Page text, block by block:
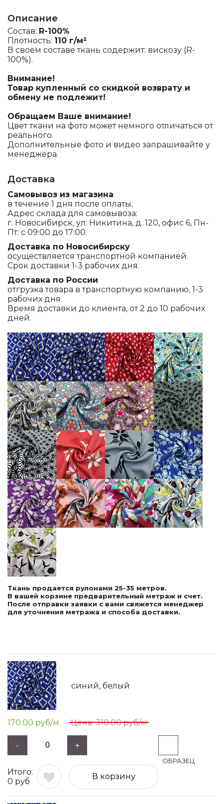
Описание
Состав: R-100%
Плотность: 110 г/м²
В своем составе ткань содержит: вискозу (R-
100%).
Внимание!
Товар купленный со скидкой возврату и
обмену не подлежит!
Обращаем Ваше внимание!
Цвет ткани на фото может немного отличаться от
реального.
Дополнительные фото и видео запрашивайте у
менеджера.
Доставка
Самовывоз из магазина
в течение 1 дня после оплаты;
Адрес склада для самовывоза:
г. Новосибирск, ул. Никитина, д. 120, офис 6, Пн-
Пт: с 09:00 до 17:00.
Доставка по Новосибирску
осуществляется транспортной компанией.
Срок доставки 1-3 рабочих дня.
Доставка по России
отгрузка товара в транспортную компанию, 1-3
рабочих дня.
Время доставки до клиента, от 2 до 10 рабочих
дней.
Ткань продается рулонами 25-35 метров.
В вашей корзине предварительный метраж и счет.
После отправки заявки с вами свяжется менеджер
для уточнения метража и способа доставки.
синий, белый
170.00 руб/м 310.00руб/м
- +
0 руб
В корзину